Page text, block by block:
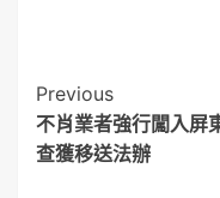
Post
Previous
不肖業者強行闖入
查獲移送法辦